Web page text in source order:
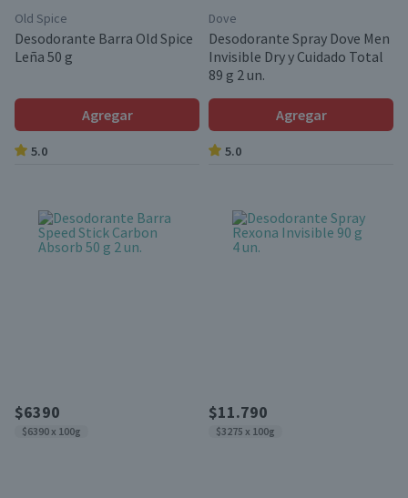
Old Spice
Desodorante Barra Old Spice
Leña 50 g
Agregar
5.0
Dove
Desodorante Spray Dove Men
Invisible Dry y Cuidado Total
89 g 2 un.
Agregar
5.0
$6390
$6390 x 100g
$11.790
$3275 x 100g